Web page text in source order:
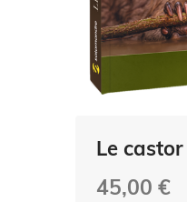
Le castor
45,00 €